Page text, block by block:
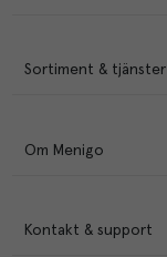
Sortiment & tjänster
Om Menigo
Kontakt & support